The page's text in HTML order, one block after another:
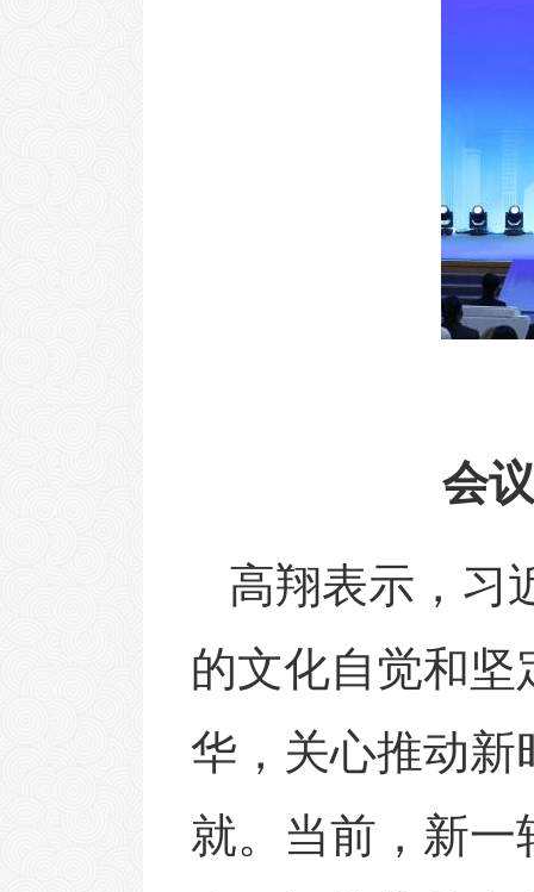
会
高翔表示，习
的文化自觉和
华，关心推动新
就。当前，新